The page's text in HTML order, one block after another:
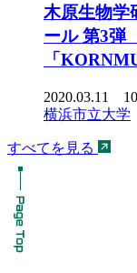
木原生物学
ール 第3弾
「
2020.03.11
横浜市立大学
すべてを見る